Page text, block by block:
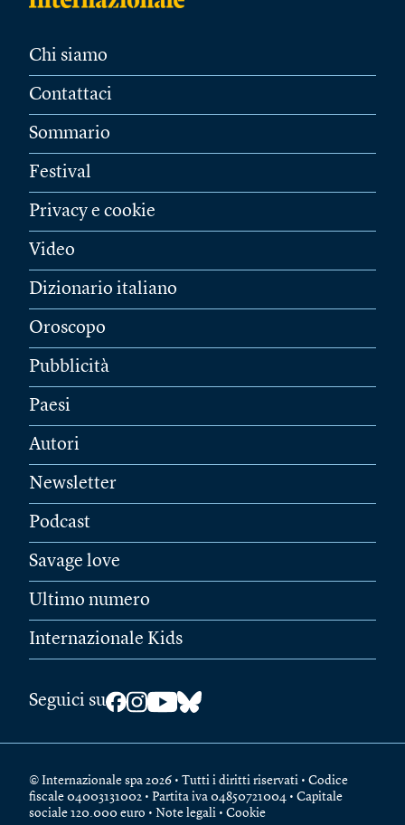
Chi siamo
Contattaci
Sommario
Festival
Privacy e cookie
Video
Dizionario italiano
Oroscopo
Pubblicità
Paesi
Autori
Newsletter
Podcast
Savage love
Ultimo numero
Internazionale Kids
Seguici su
© Internazionale spa 2026 • Tutti i diritti riservati • Codice
fiscale 04003131002 • Partita iva 04850721004 • Capitale
sociale 120.000 euro • Note legali • Cookie